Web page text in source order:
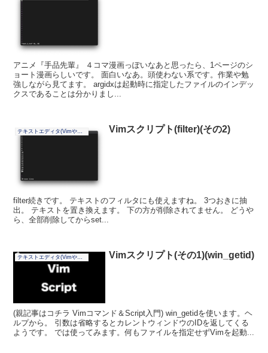
アニメ『手品先輩』 ４コマ漫画っぽいなあと思ったら、1ページのシ
ョート漫画らしいです。 面白いなあ。頭使わない系です。作業や勉
強しながら見てます。 argidxは起動時に指定したファイルのインデッ
クスであることは分かりまし...
テキストエディタ(Vimやその他) Vimスクリプト(filter)(その2)
filter続きです。 テキストのフィルタにも使えますね。 3つおきに抽
出。 テキストを置き換えます。 下の方が削除されてません。 どうや
ら、全部削除してからset...
テキストエディタ(Vimやその他) Vimスクリプト(その1)(win_getid)
(親記事はコチラ Vimコマンド＆Script入門) win_getidを使います。ヘ
ルプから。 引数は省略するとカレントウィンドウのIDを返してくる
ようです。 では使ってみます。何もファイルを指定せずVimを起動...